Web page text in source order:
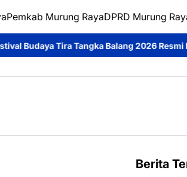
Pemkab Murung RayaDPRD Murung
Balang 2026 Resmi Ditutup, Panitia
Berita